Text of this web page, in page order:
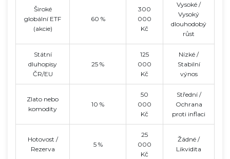
Široké
globální ETF
(akcie)
60 %
300
000
Kč
Vysoké /
Vysoký
dlouhodobý
růst
Státní
dluhopisy
ČR/EU
25 %
125
000
Kč
Nízké /
Stabilní
výnos
Zlato nebo
komodity
10 %
50
000
Kč
Střední /
Ochrana
proti inflaci
Hotovost /
Rezerva
5 %
25
000
Kč
Žádné /
Likvidita